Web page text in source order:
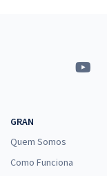
GRAN
Quem Somos
Como Funciona